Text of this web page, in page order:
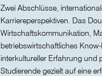
Zwei Abschlüsse,
Karriereperspektiven. Das
Wirtschaftskommunikation,
betriebswirtschaftliches
interkultureller Erfahrung und
Studierende gezielt auf eine